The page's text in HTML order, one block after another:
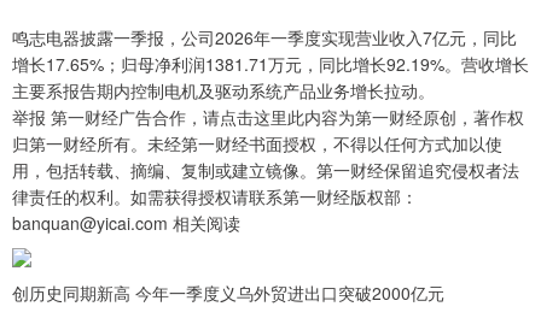
鸣志电器披露一季报，公司2026年一季度实现营业收入7亿元，同比
增长17.65%；归母净利润1381.71万元，同比增长92.19%。营收增长
主要系报告期内控制电机及驱动系统产品业务增长拉动。
举报 第一财经广告合作，请点击这里此内容为第一财经原创，著作权
归第一财经所有。未经第一财经书面授权，不得以任何方式加以使
用，包括转载、摘编、复制或建立镜像。第一财经保留追究侵权者法
律责任的权利。如需获得授权请联系第一财经版权部：
banquan@yicai.com 相关阅读
创历史同期新高 今年一季度义乌外贸进出口突破2000亿元